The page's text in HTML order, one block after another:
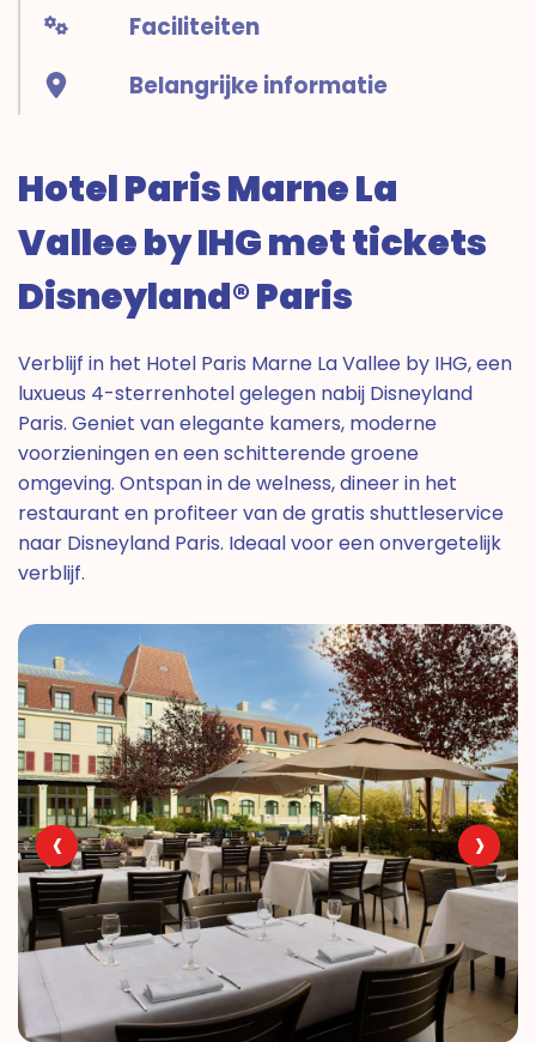
Faciliteiten
Belangrijke informatie
Hotel Paris Marne La
Vallee by IHG met tickets
Disneyland® Paris
Verblijf in het Hotel Paris Marne La Vallee by IHG, een
luxueus 4-sterrenhotel gelegen nabij Disneyland
Paris. Geniet van elegante kamers, moderne
voorzieningen en een schitterende groene
omgeving. Ontspan in de welness, dineer in het
restaurant en profiteer van de gratis shuttleservice
naar Disneyland Paris. Ideaal voor een onvergetelijk
verblijf.
‹ ›